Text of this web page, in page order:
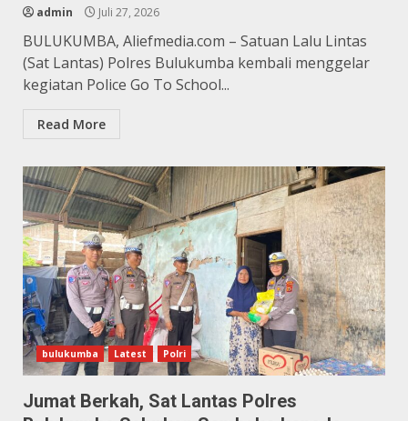
admin Juli 27, 2026
BULUKUMBA, Aliefmedia.com – Satuan Lalu Lintas
(Sat Lantas) Polres Bulukumba kembali menggelar
kegiatan Police Go To School...
Read More
bulukumba Latest Polri
Jumat Berkah, Sat Lantas Polres